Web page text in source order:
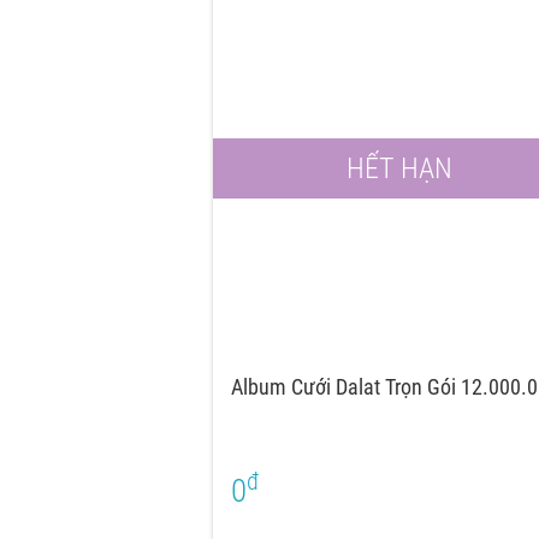
HẾT HẠN
Album Cưới Dalat Trọn Gói
0đ